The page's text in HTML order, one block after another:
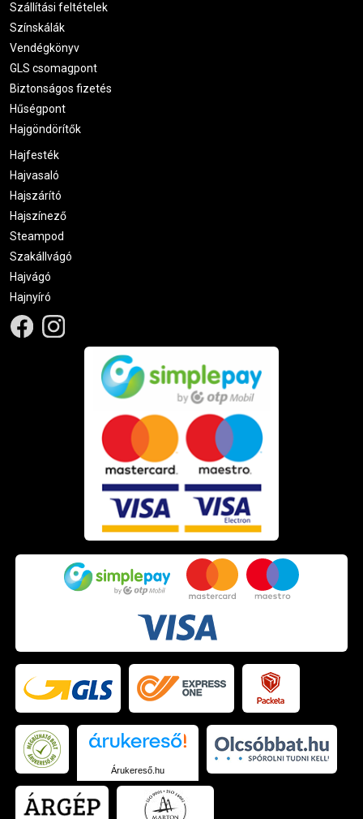
Szállítási feltételek
Színskálák
Vendégkönyv
GLS csomagpont
Biztonságos fizetés
Hűségpont
Hajgöndörítők
Hajfesték
Hajvasaló
Hajszárító
Hajszínező
Steampod
Szakállvágó
Hajvágó
Hajnyíró
Árukereső.hu